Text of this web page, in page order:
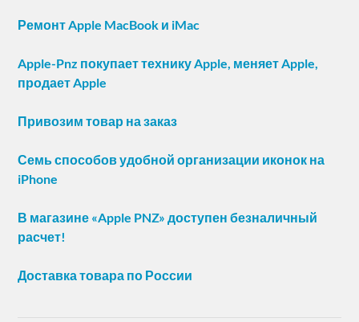
Ремонт Apple MacBook и iMac
Apple-Pnz покупает технику Apple, меняет Apple,
продает Apple
Привозим товар на заказ
Семь способов удобной организации иконок на
iPhone
В магазине «Apple PNZ» доступен безналичный
расчет!
Доставка товара по России